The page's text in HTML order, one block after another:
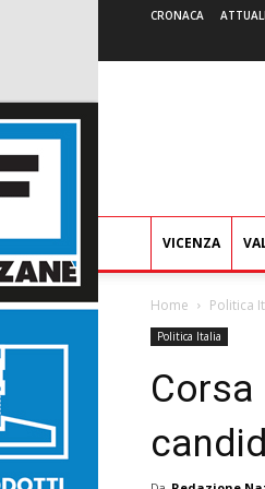
CRONACA
VICENZA
Home Politica
Politica Italia